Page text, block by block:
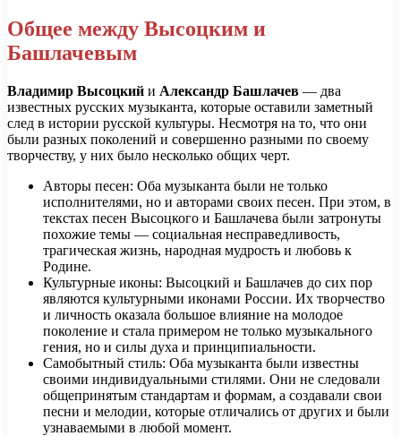
Общее между Высоцким и
Башлачевым
Владимир Высоцкий и Александр Башлачев — два
известных русских музыканта, которые оставили заметный
след в истории русской культуры. Несмотря на то, что они
были разных поколений и совершенно разными по своему
творчеству, у них было несколько общих черт.
Авторы песен: Оба музыканта были не только
исполнителями, но и авторами своих песен. При этом, в
текстах песен Высоцкого и Башлачева были затронуты
похожие темы — социальная несправедливость,
трагическая жизнь, народная мудрость и любовь к
Родине.
Культурные иконы: Высоцкий и Башлачев до сих пор
являются культурными иконами России. Их творчество
и личность оказала большое влияние на молодое
поколение и стала примером не только музыкального
гения, но и силы духа и принципиальности.
Самобытный стиль: Оба музыканта были известны
своими индивидуальными стилями. Они не следовали
общепринятым стандартам и формам, а создавали свои
песни и мелодии, которые отличались от других и были
узнаваемыми в любой момент.